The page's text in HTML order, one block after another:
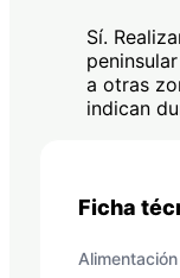
Sí.
a otras
indican
Ficha